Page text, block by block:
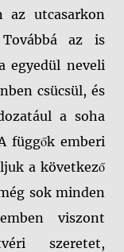
az utcasarkon
az is
egyedül neveli
csücsül, és
a soha
függők emberi
a következő
sok minden
viszont
szeretet,